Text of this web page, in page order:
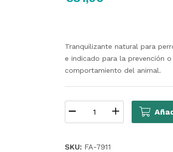
a
Tranquilizante natural para
e indicado para la prevención
comportamiento del animal.
SKU: FA-7911